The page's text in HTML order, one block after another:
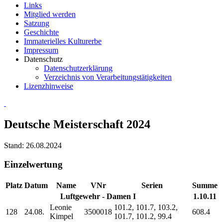
Links
Mitglied werden
Satzung
Geschichte
Immaterielles Kulturerbe
Impressum
Datenschutz
Datenschutzerklärung
Verzeichnis von Verarbeitungstätigkeiten
Lizenzhinweise
Deutsche Meisterschaft 2024
Stand: 26.08.2024
Einzelwertung
Platz Datum Name VNr Serien
Summe
Luftgewehr - Damen I
1.10.11
128
24.08.
Leonie
Kimpel
3500018
101.2, 101.7, 103.2,
101.7, 101.2, 99.4
608.4